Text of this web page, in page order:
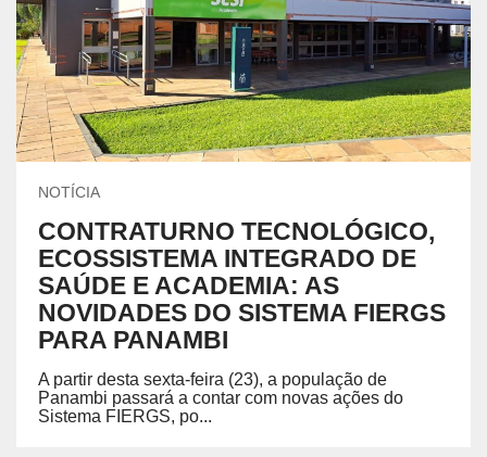
NOTÍCIA
CONTRATURNO TECNOLÓGICO,
ECOSSISTEMA INTEGRADO DE
SAÚDE E ACADEMIA: AS
NOVIDADES DO SISTEMA FIERGS
PARA PANAMBI
A partir desta sexta-feira (23), a população de
Panambi passará a contar com novas ações do
Sistema FIERGS, po...